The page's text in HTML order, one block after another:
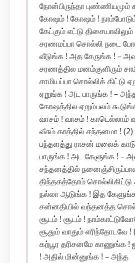
நோன்பிருந்தா புண்ணியமும்
கோஷம் ! கோஷம் !
கேட்கும் எட்டு திசையாவிலும்
சரணமப்பா சொல்லி நடை
வீடுங்க ! அத சேருங்க ! –
சரணத்தில மனம்குளிரும்
சாமியப்பா சொல்லிக் கிட்டு
ஏறுங்க ! அட பாருங்க ! –
கோஷத்தில ஏறும்பலம்
வாசம் ! வாசம் ! காடெல்லாம்
வீசும் காத்தில் சந்தனமா ! (2)
பந்தளத்து ராசன் மலைக்
பாருங்க ! அட கேளுங்க ! –
சந்தனத்தில்
திந்தகத்தோம்
நல்லா ஆடுங்க ! இத
சன்னதியில் வந்தனத்த
சூடம் ! சூடம் !
சூதும் வாதும் எரிந்தோடவே !
கற்பூர தரிசனமே காணுங்க
! அதில் மின்னுங்க ! – அந்த‌